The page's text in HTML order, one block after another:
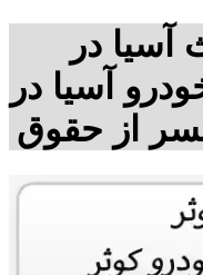
در
آسیا در
از حقوق